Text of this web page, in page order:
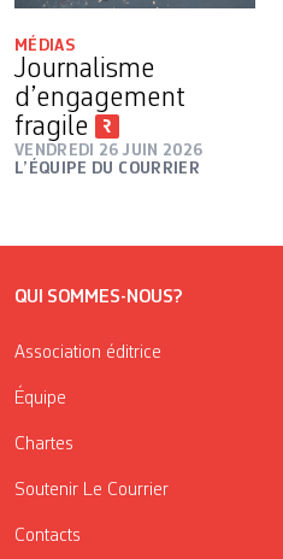
MÉDIAS
Journalisme
d’engagement
fragile
VENDREDI 26 JUIN 2026
L’ÉQUIPE DU COURRIER
QUI SOMMES-NOUS?
Association éditrice
Équipe
Chartes
Soutenir Le Courrier
Contacts